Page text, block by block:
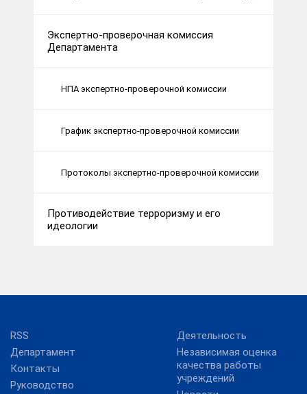
Экспертно-проверочная комиссия
Департамента
НПА экспертно-проверочной комиссии
График экспертно-проверочной комиссии
Протоколы экспертно-проверочной комиссии
Противодействие терроризму и его
идеологии
RSS
Департамент
Контакты
Руководство
Деятельность
Независимая оценка
качества работы
учреждений